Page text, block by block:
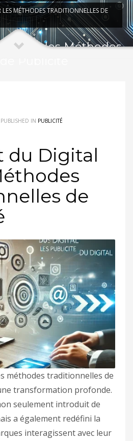
MÉTHODES TRADITIONNELLES DE
sur les Méthodes
PUBLISHED IN PUBLICITÉ
du Digital
de
méthodes traditionnelles de
transformation profonde.
seulement introduit de
a également redéfini la
interagissent avec leur